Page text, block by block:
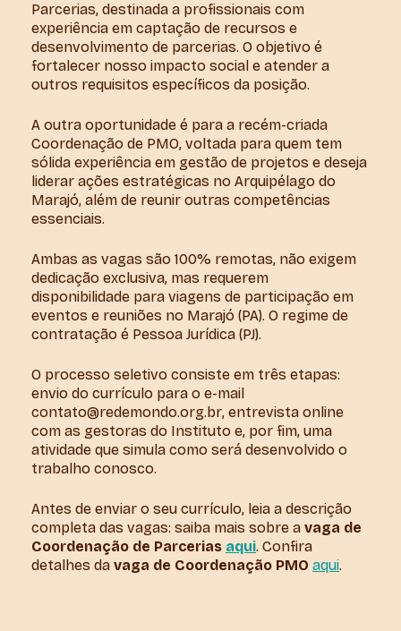
Parcerias, destinada a profissionais com
experiência em captação de recursos e
desenvolvimento de parcerias. O objetivo é
fortalecer nosso impacto social e atender a
outros requisitos específicos da posição.
A outra oportunidade é para a recém-criada
Coordenação de PMO, voltada para quem tem
sólida experiência em gestão de projetos e deseja
liderar ações estratégicas no Arquipélago do
Marajó, além de reunir outras competências
essenciais.
Ambas as vagas são 100% remotas, não exigem
dedicação exclusiva, mas requerem
disponibilidade para viagens de participação em
eventos e reuniões no Marajó (PA). O regime de
contratação é Pessoa Jurídica (PJ).
O processo seletivo consiste em três etapas:
envio do currículo para o e-mail
contato@redemondo.org.br, entrevista online
com as gestoras do Instituto e, por fim, uma
atividade que simula como será desenvolvido o
trabalho conosco.
Antes de enviar o seu currículo, leia a descrição
completa das vagas: saiba mais sobre a vaga de
Coordenação de Parcerias aqui. Confira
detalhes da vaga de Coordenação PMO aqui.